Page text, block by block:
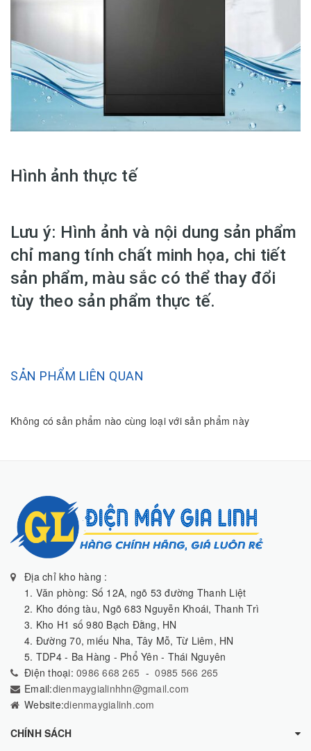
Hình ảnh thực tế
Lưu ý: Hình ảnh và nội dung sản phẩm
chỉ mang tính chất minh họa, chi tiết
sản phẩm, màu sắc có thể thay đổi
tùy theo sản phẩm thực tế.
SẢN PHẨM LIÊN QUAN
Không có sản phẩm nào cùng loại với sản phẩm này
Địa chỉ kho hàng :
1. Văn phòng: Số 12A, ngõ 53 đường Thanh Liệt
2. Kho đóng tàu, Ngõ 683 Nguyễn Khoái, Thanh Trì
3. Kho H1 số 980 Bạch Đằng, HN
4. Đường 70, miếu Nha, Tây Mỗ, Từ Liêm, HN
5. TDP4 - Ba Hàng - Phổ Yên - Thái Nguyên
Điện thoại: 0986 668 265 -0985 566 265
Email:dienmaygialinhhn@gmail.com
Website:dienmaygialinh.com
CHÍNH SÁCH